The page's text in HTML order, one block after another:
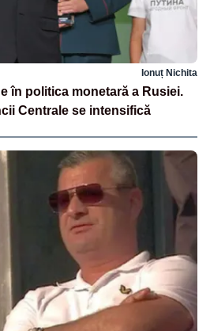
Ionuț Nichita
în politica monetară a Rusiei.
Centrale se intensifică